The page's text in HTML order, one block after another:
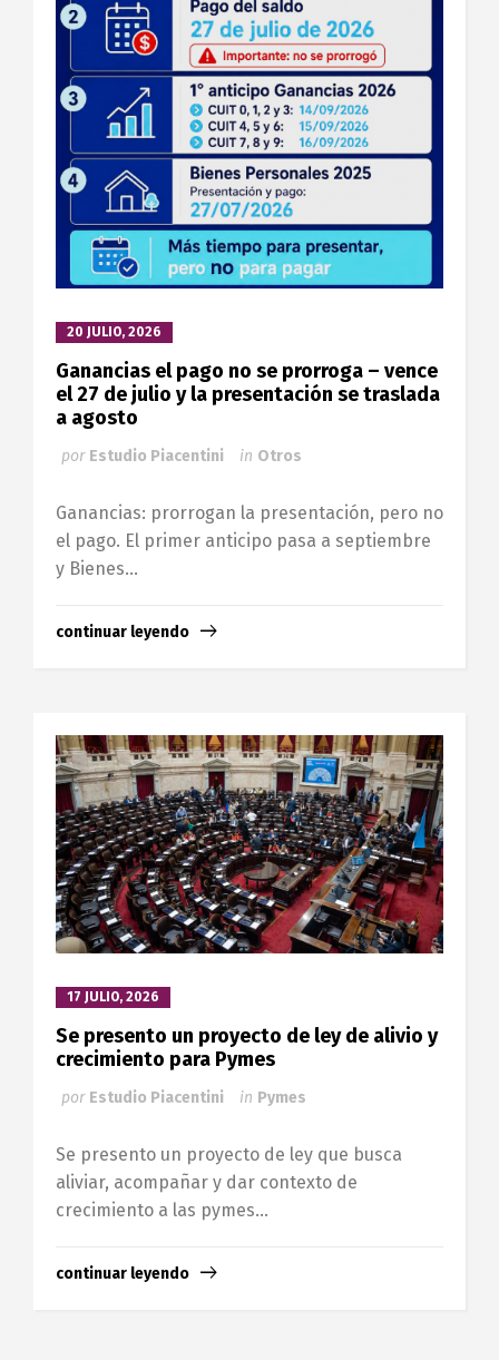
20 JULIO, 2026
Ganancias el pago no se prorroga – vence
el 27 de julio y la presentación se traslada
a agosto
por Estudio Piacentini in Otros
Ganancias: prorrogan la presentación, pero no
el pago. El primer anticipo pasa a septiembre
y Bienes...
continuar leyendo
17 JULIO, 2026
Se presento un proyecto de ley de alivio y
crecimiento para Pymes
por Estudio Piacentini in Pymes
Se presento un proyecto de ley que busca
aliviar, acompañar y dar contexto de
crecimiento a las pymes...
continuar leyendo